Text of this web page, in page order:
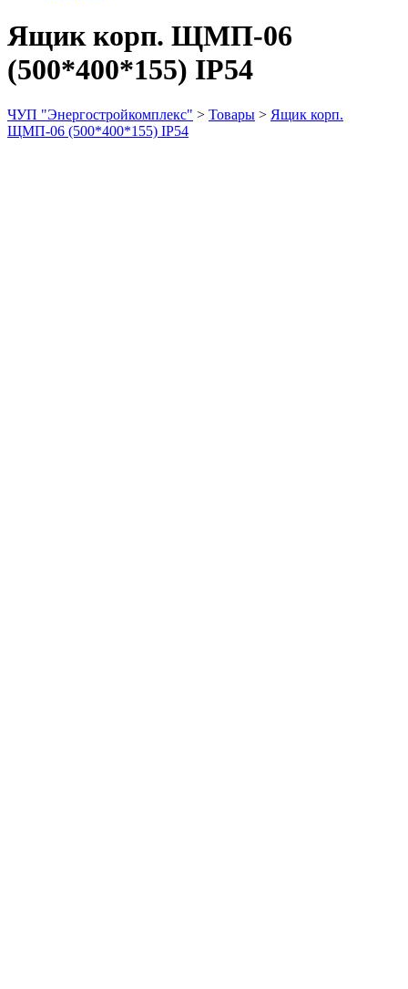
Ящик корп. ЩМП-06
(500*400*155) IP54
ЧУП "Энергостройкомплекс" > Товары > Ящик корп.
ЩМП-06 (500*400*155) IP54